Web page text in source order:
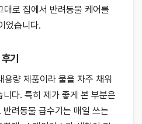
로 집에서 반려동물 케어를
었습니다.
기
량 제품이라 물을 자주 채워
다. 특히 제가 좋게 본 부분은
려동물 급수기는 매일 쓰는